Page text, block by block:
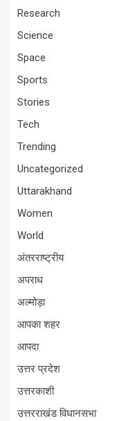
Research
Science
Space
Sports
Stories
Tech
Trending
Uncategorized
Uttarakhand
Women
World
अंतरराष्ट्रीय
अपराध
अल्मोड़ा
आपका शहर
आपदा
उत्तर प्रदेश
उत्तरकाशी
उत्तरराखंड विधानसभा